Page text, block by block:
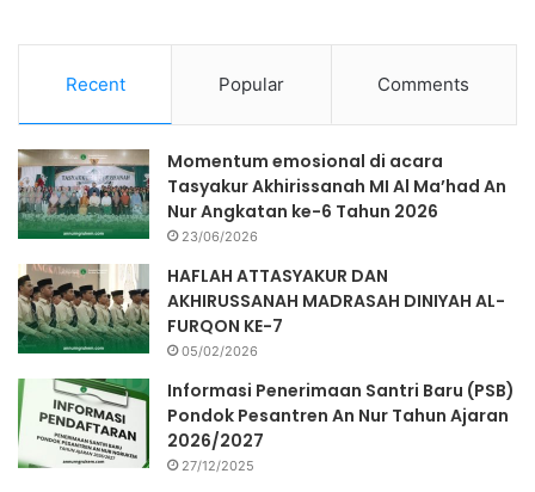
Recent Popular Comments
Momentum emosional di acara
Tasyakur Akhirissanah MI Al Ma’had An
Nur Angkatan ke-6 Tahun 2026
23/06/2026
HAFLAH ATTASYAKUR DAN
AKHIRUSSANAH MADRASAH DINIYAH AL-
FURQON KE-7
05/02/2026
Informasi Penerimaan Santri Baru (PSB)
Pondok Pesantren An Nur Tahun Ajaran
2026/2027
27/12/2025